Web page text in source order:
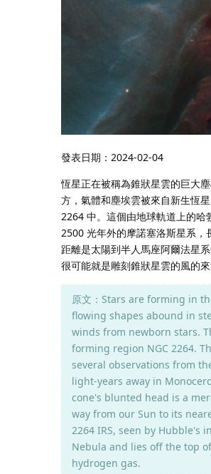
發表日期：2024-02-04
恆星正在被稱為錐狀星雲的巨大
方，氣體和塵埃雲被來自新生恆
2264 中。這個由地球軌道上的哈
2500 光年外的摩諾塞洛斯星系
距離是太陽到半人馬座阿爾法星
很可能就是雕刻錐狀星雲的風的
原文：Stars are forming in
flowing shapes abound in
winds from newborn stars.
forming region NGC 2264.
several observations from
light-years away in
cone's blunted head is a
way from our Sun to its
2264 IRS, seen by Hubble's
Nebula and lies off the top
hydrogen gas.